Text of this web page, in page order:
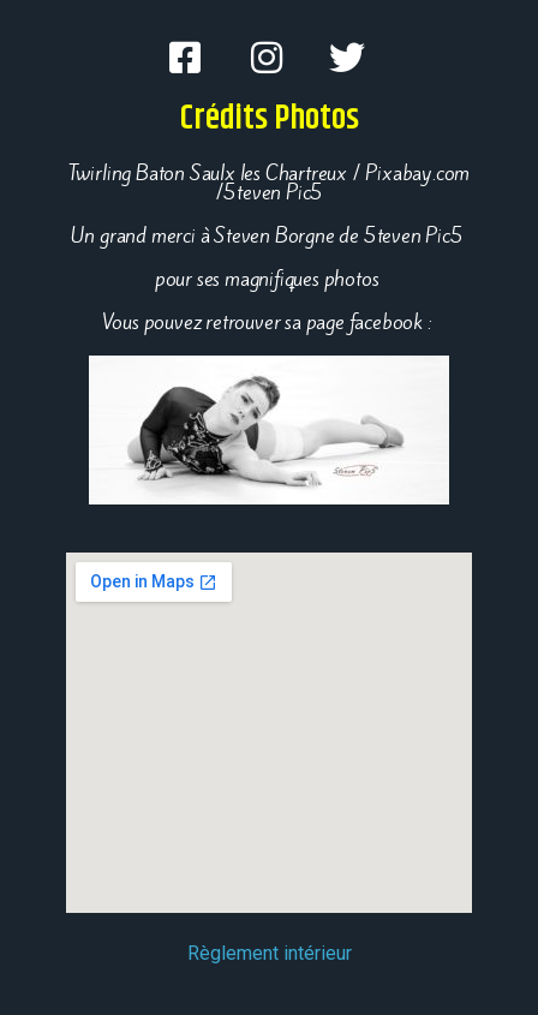
Crédits Photos
Twirling Baton Saulx les Chartreux / Pixabay.com
/5teven Pic5
Un grand merci à Steven Borgne de 5teven Pic5
pour ses magnifiques photos
Vous pouvez retrouver sa page facebook :
Règlement intérieur